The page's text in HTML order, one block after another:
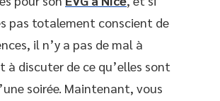
pas totalement conscient de
il n’y a pas de mal à
à discuter de ce qu’elles sont
soirée. Maintenant, vous